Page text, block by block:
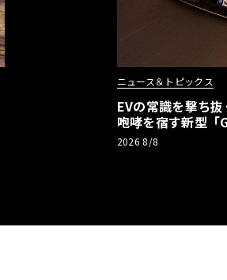
ニュース＆トピックス
EVの常識を撃ち
咆哮を宿す新型「
2026 8/8